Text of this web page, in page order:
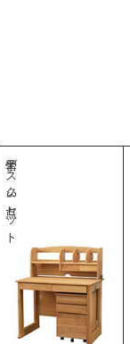
学習デスク3点セット